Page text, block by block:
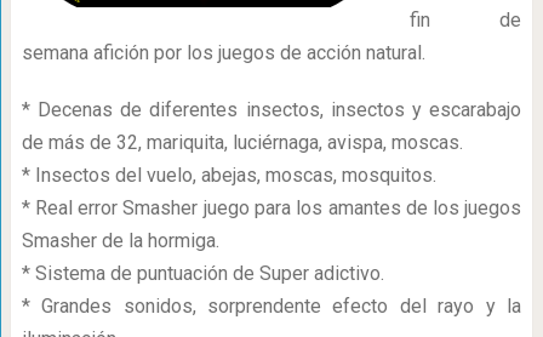
fin de
semana afición por los juegos de acción natural.
* Decenas de diferentes insectos, insectos y escarabajo
de más de 32, mariquita, luciérnaga, avispa, moscas.
* Insectos del vuelo, abejas, moscas, mosquitos.
* Real error Smasher juego para los amantes de los juegos
Smasher de la hormiga.
* Sistema de puntuación de Super adictivo.
* Grandes sonidos, sorprendente efecto del rayo y la